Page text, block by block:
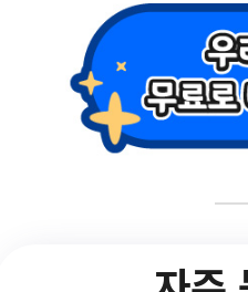
대출이
서의달] 대출이벤트 <독